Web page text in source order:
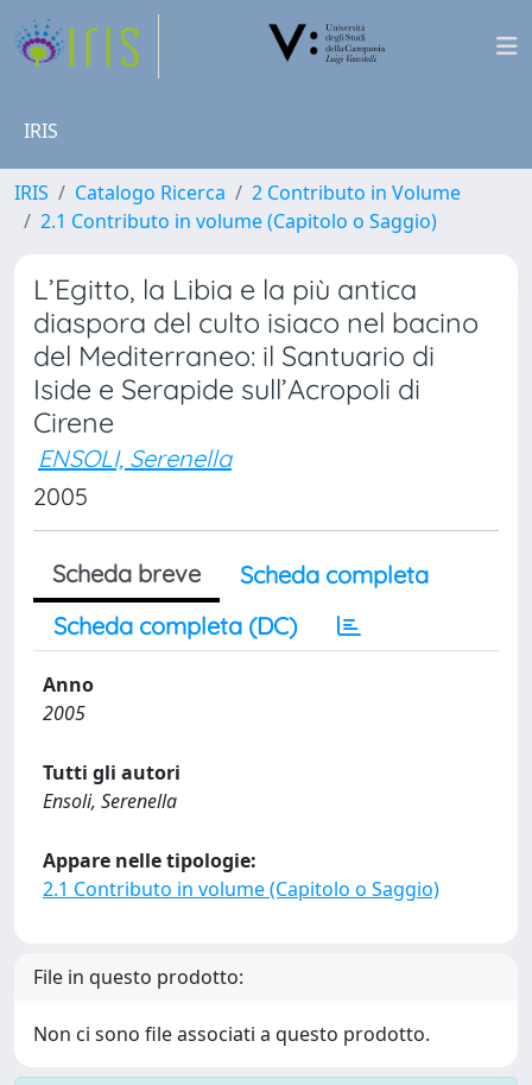
IRIS
IRIS Catalogo Ricerca
2 Contributo in Volume
2.1 Contributo in volume (Capitolo o Saggio)
L’Egitto, la Libia e la più antica
diaspora del culto isiaco nel bacino
del Mediterraneo: il Santuario di
Iside e Serapide sull’Acropoli di
Cirene
ENSOLI, Serenella
2005
Scheda breve
Scheda completa
Scheda completa (DC)
Anno
2005
Tutti gli autori
Ensoli, Serenella
Appare nelle tipologie:
2.1 Contributo in volume (Capitolo o Saggio)
File in questo prodotto:
Non ci sono file associati a questo prodotto.